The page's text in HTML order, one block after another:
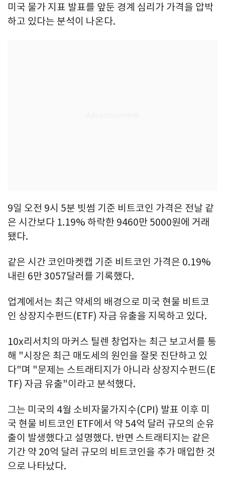
미국 물가 지표 발표를 앞둔 경계 심리가 가격을 압박
하고 있다는 분석이 나온다.
9일 오전 9시 5분 빗썸 기준 비트코인 가격은 전날 같
은 시간보다 1.19% 하락한 9460만 5000원에 거래
됐다.
같은 시간 코인마켓캡 기준 비트코인 가격은 0.19%
내린 6만 3057달러를 기록했다.
업계에서는 최근 약세의 배경으로 미국 현물 비트코
인 상장지수펀드(ETF) 자금 유출을 지목하고 있다.
10x리서치의 마커스 틸렌 창업자는 최근 보고서를 통
해 "시장은 최근 매도세의 원인을 잘못 진단하고 있
다"며 "문제는 스트래티지가 아니라 상장지수펀드(E
TF) 자금 유출"이라고 분석했다.
그는 미국의 4월 소비자물가지수(CPI) 발표 이후 미
국 현물 비트코인 ETF에서 약 54억 달러 규모의 순유
출이 발생했다고 설명했다. 반면 스트래티지는 같은
기간 약 20억 달러 규모의 비트코인을 추가 매입한 것
으로 나타났다.